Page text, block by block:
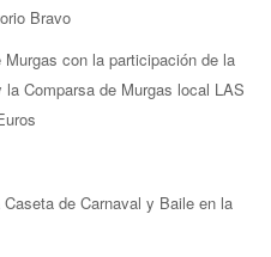
Bravo
con la participación de la
Comparsa de Murgas local LAS
de Carnaval y Baile en la